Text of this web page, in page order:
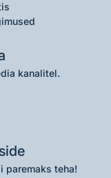
kanalitel.
paremaks teha!